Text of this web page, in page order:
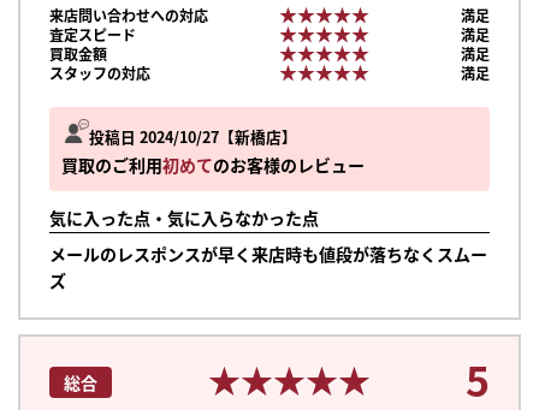
投稿日 2024/10/27 新橋店
買取のご利用初めてのお客様のレビュー
気に入った点・気に入らなかった点
メールのレスポンスが早く来店時も値段が落ちなくスムー
ズ
来店問い合わせへの対応 ★★★★★
★★★★★
満足
査定スピード
★★★★★
★★★★★
満足
買取金額
★★★★★
★★★★★
満足
スタッフの対応
★★★★★
★★★★★ 満足
総合 ★★★★★
★★★★★ 5